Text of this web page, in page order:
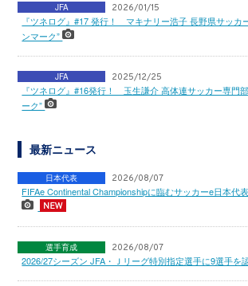
JFA 2026/01/15
『ツネログ』#17 発行！ マキナリー浩子 長野県サッカ
ンマーク”
JFA 2025/12/25
『ツネログ』#16発行！ 玉生謙介 高体連サッカー専門
ーク”
最新ニュース
日本代表 2026/08/07
FIFAe Continental Championshipに臨むサッカーe日本代
選手育成 2026/08/07
2026/27シーズン JFA・Ｊリーグ特別指定選手に9選手を